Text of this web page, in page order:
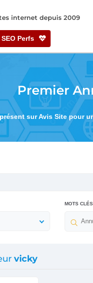
internet depuis 2009
SEO Perfs
Premier
sur Avis Site pour
MOTS
vicky